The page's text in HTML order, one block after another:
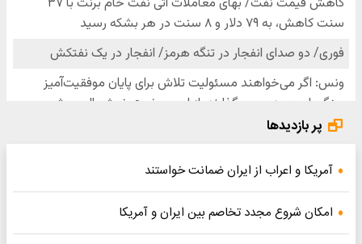
پر بازدیدها
آمریکا و اعراب از ایران ضمانت خواستند
امکان شروع مجدد تخاصم‌ بین ایران و آمریکا